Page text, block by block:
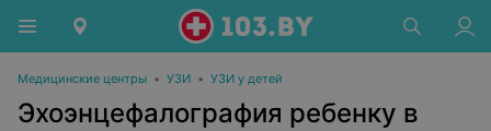
Медицинские центры • УЗИ • УЗИ у детей
Эхоэнцефалография ребенку в